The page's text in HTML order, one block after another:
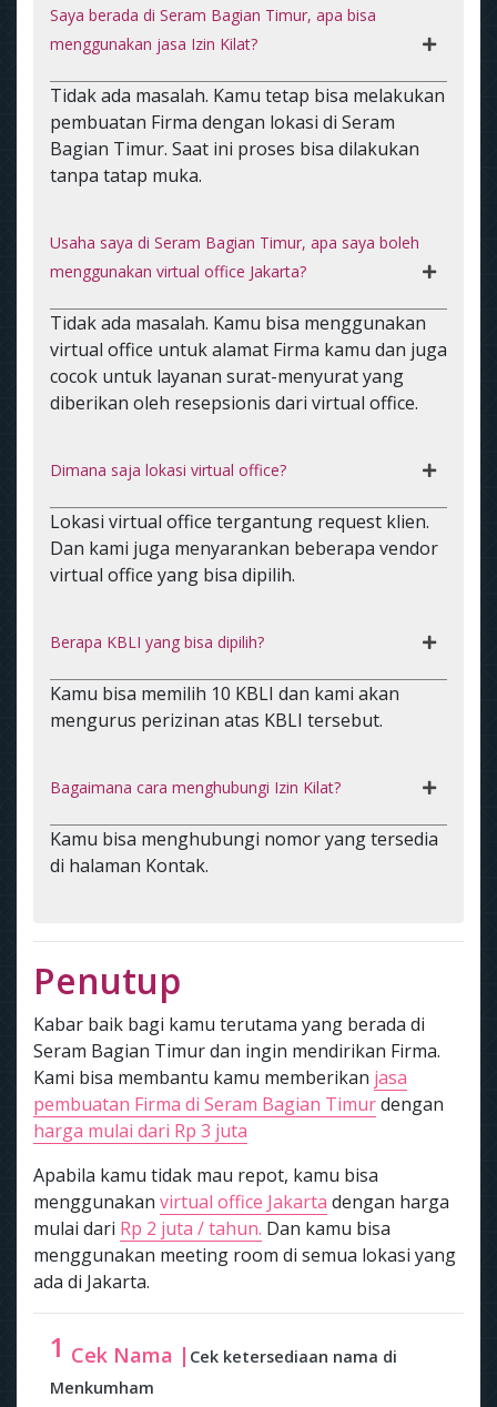
Saya berada di Seram Bagian Timur, apa bisa
menggunakan jasa Izin Kilat?
Tidak ada masalah. Kamu tetap bisa melakukan
pembuatan Firma dengan lokasi di Seram
Bagian Timur. Saat ini proses bisa dilakukan
tanpa tatap muka.
Usaha saya di Seram Bagian Timur, apa saya boleh
menggunakan virtual office Jakarta?
Tidak ada masalah. Kamu bisa menggunakan
virtual office untuk alamat Firma kamu dan juga
cocok untuk layanan surat-menyurat yang
diberikan oleh resepsionis dari virtual office.
Dimana saja lokasi virtual office?
Lokasi virtual office tergantung request klien.
Dan kami juga menyarankan beberapa vendor
virtual office yang bisa dipilih.
Berapa KBLI yang bisa dipilih?
Kamu bisa memilih 10 KBLI dan kami akan
mengurus perizinan atas KBLI tersebut.
Bagaimana cara menghubungi Izin Kilat?
Kamu bisa menghubungi nomor yang tersedia
di halaman Kontak.
Penutup
Kabar baik bagi kamu terutama yang berada di
Seram Bagian Timur dan ingin mendirikan Firma.
Kami bisa membantu kamu memberikan jasa
pembuatan Firma di Seram Bagian Timurdengan
harga mulai dari Rp 3 juta
Apabila kamu tidak mau repot, kamu bisa
menggunakan virtual office Jakarta dengan harga
mulai dari Rp 2 juta / tahun. Dan kamu bisa
menggunakan meeting room di semua lokasi yang
ada di Jakarta.
1 Cek Nama | Cek ketersediaan nama di
Menkumham